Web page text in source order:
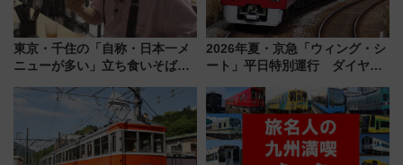
東京・千住の「自称・日本一メ
ニューが多い」立ち食いそば屋
地のふらっと立ち食いそば』
7/27夜10時～放送
2026年夏・京急「ウィング・シ
ート」平日特別運行 ダイヤ・
三浦海岸を堪能できるお出かけ
プランもご紹介